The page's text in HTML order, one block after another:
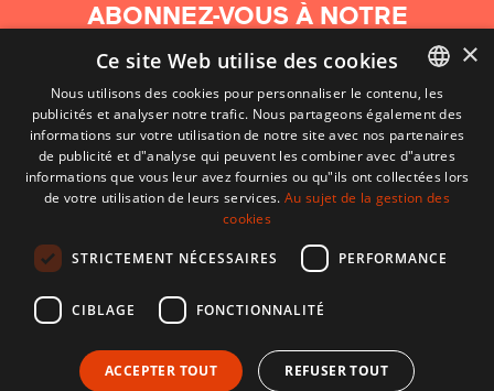
ABONNEZ-VOUS À NOTRE
NEWSLETTER
S'abonner
BASQUE
FRENCH
×
Ce site Web utilise des cookies
Nous utilisons des cookies pour personnaliser le contenu, les
publicités et analyser notre trafic. Nous partageons également des
informations sur votre utilisation de notre site avec nos partenaires
de publicité et d"analyse qui peuvent les combiner avec d"autres
informations que vous leur avez fournies ou qu"ils ont collectées lors
de votre utilisation de leurs services.Au sujet de la gestion des
cookies
STRICTEMENT NÉCESSAIRES PERFORMANCE
CIBLAGE FONCTIONNALITÉ
ACCEPTER TOUT REFUSER TOUT